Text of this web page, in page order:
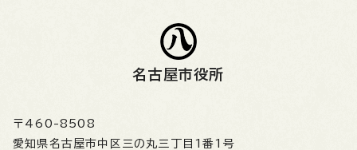
名古屋市役所
〒460-8508
愛知県名古屋市中区三の丸三丁目1番1号